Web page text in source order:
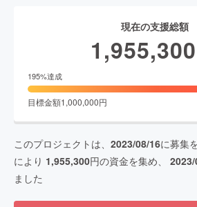
現在の支援総額
1,955,300
195%達成
目標金額1,000,000円
このプロジェクトは、 2023/08/16に募集
により 1,955,300円の資金を集め、
ました